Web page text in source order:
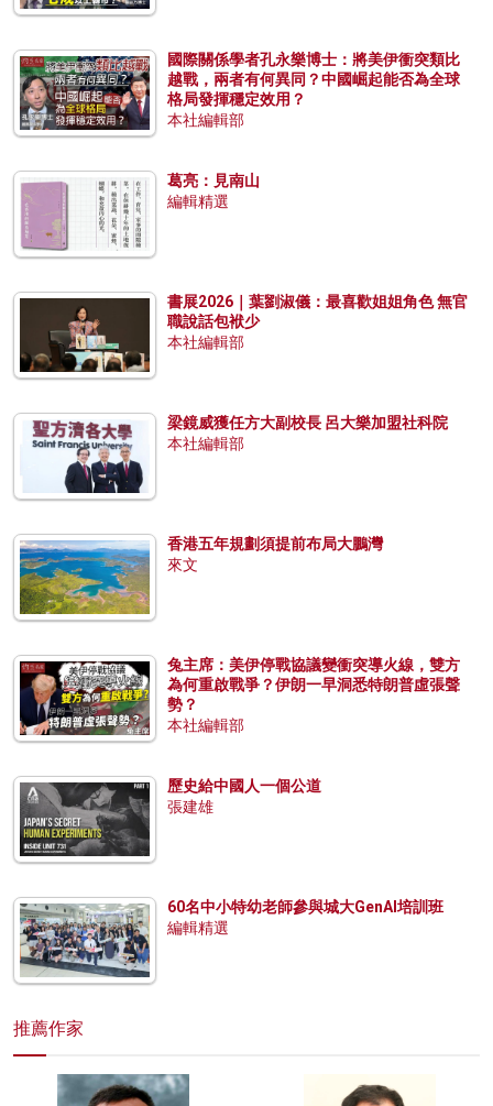
國際關係學者孔永樂博士：將美伊衝突類比
越戰，兩者有何異同？中國崛起能否為全球
格局發揮穩定效用？
本社編輯部
葛亮：見南山
編輯精選
書展2026｜葉劉淑儀：最喜歡姐姐角色 無官
職說話包袱少
本社編輯部
梁鏡威獲任方大副校長 呂大樂加盟社科院
本社編輯部
香港五年規劃須提前布局大鵬灣
來文
兔主席：美伊停戰協議變衝突導火線，雙方
為何重啟戰爭？伊朗一早洞悉特朗普虛張聲
勢？
本社編輯部
歷史給中國人一個公道
張建雄
60名中小特幼老師參與城大GenAI培訓班
編輯精選
推薦作家